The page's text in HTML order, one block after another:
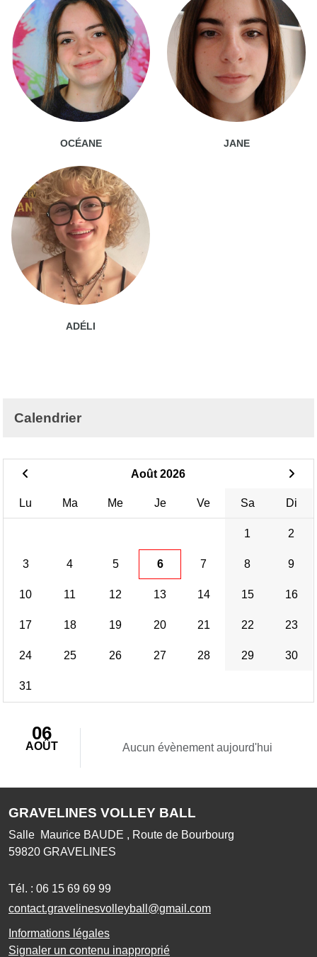
OCÉANE JANE
ADÉLI
Calendrier
Août 2026
Lu Ma Me Je Ve Sa Di
1 2
3 4 5 6 7 8 9
10 11 12 13 14 15 16
17 18 19 20 21 22 23
24 25 26 27 28 29 30
31
06
AOÛT Aucun évènement aujourd'hui
GRAVELINES VOLLEY BALL
Salle Maurice BAUDE , Route de Bourbourg
59820 GRAVELINES
Tél. : 06 15 69 69 99
contact.gravelinesvolleyball@gmail.com
Informations légales
Signaler un contenu inapproprié